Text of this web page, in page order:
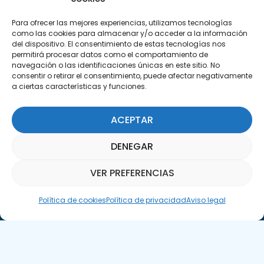
Para ofrecer las mejores experiencias, utilizamos tecnologías
como las cookies para almacenar y/o acceder a la información
del dispositivo. El consentimiento de estas tecnologías nos
permitirá procesar datos como el comportamiento de
navegación o las identificaciones únicas en este sitio. No
consentir o retirar el consentimiento, puede afectar negativamente
a ciertas características y funciones.
ACEPTAR
DENEGAR
VER PREFERENCIAS
Política de cookiesPolítica de privacidadAviso legal
29590 Campanillas, Málaga
Suscríbete a nuestra Newsletter
SUSCRÍBETE AQUÍ